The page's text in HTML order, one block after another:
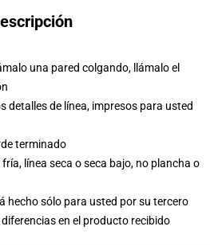
una pared colgando, llámalo el
detalles de línea, impresos para usted
terminado
línea seca o seca bajo, no plancha o
hecho sólo para usted por su tercero
en el producto recibido